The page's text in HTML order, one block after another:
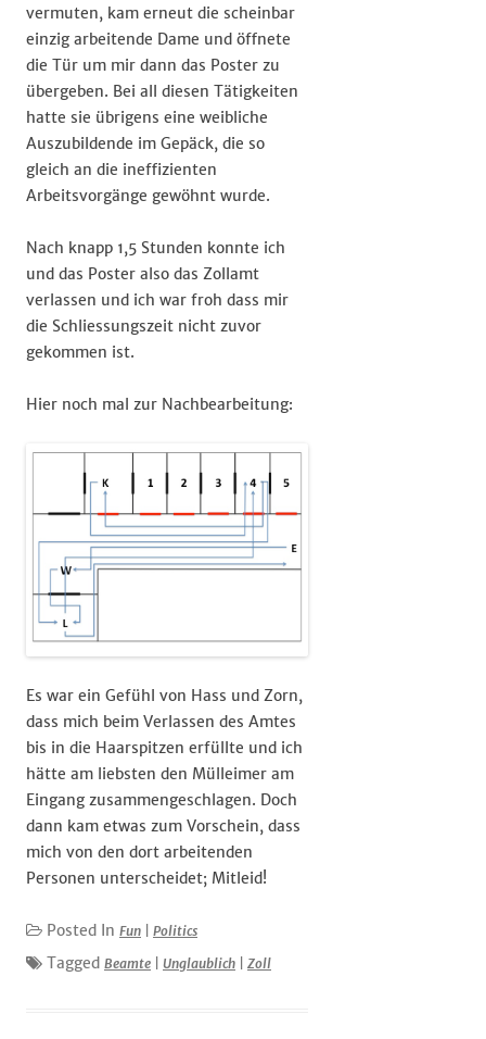
vermuten, kam erneut die scheinbar
einzig arbeitende Dame und öffnete
die Tür um mir dann das Poster zu
übergeben. Bei all diesen Tätigkeiten
hatte sie übrigens eine weibliche
Auszubildende im Gepäck, die so
gleich an die ineffizienten
Arbeitsvorgänge gewöhnt wurde.
Nach knapp 1,5 Stunden konnte ich
und das Poster also das Zollamt
verlassen und ich war froh dass mir
die Schliessungszeit nicht zuvor
gekommen ist.
Hier noch mal zur Nachbearbeitung:
Es war ein Gefühl von Hass und Zorn,
dass mich beim Verlassen des Amtes
bis in die Haarspitzen erfüllte und ich
hätte am liebsten den Mülleimer am
Eingang zusammengeschlagen. Doch
dann kam etwas zum Vorschein, dass
mich von den dort arbeitenden
Personen unterscheidet; Mitleid!
Posted In Fun Politics
Tagged Beamte Unglaublich Zoll